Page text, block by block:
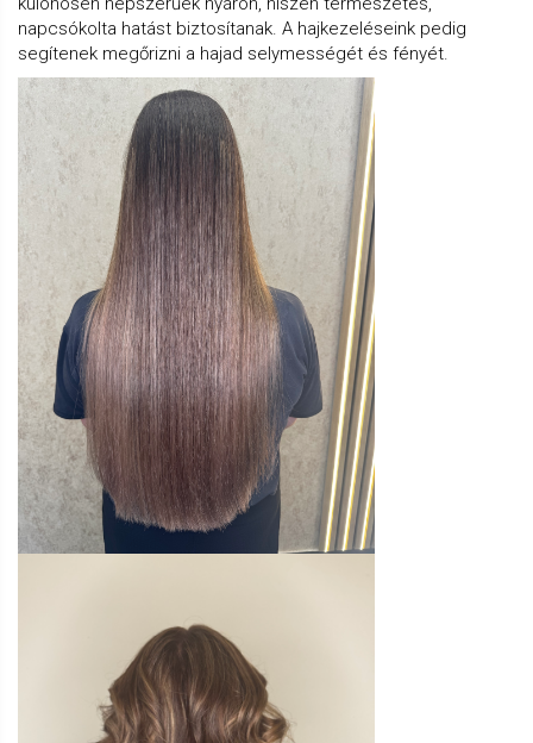
napcsókolta hatást biztosítanak. A hajkezeléseink pedig
segítenek megőrizni a hajad selymességét és fényét.